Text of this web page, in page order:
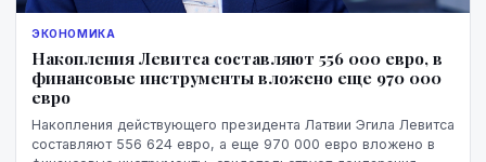
ЭКОНОМИКА
Накопления Левитса составляют 556 000 евро, в
финансовые инструменты вложено еще 970 000
евро
Накопления действующего президента Латвии Эгила Левитса
составляют 556 624 евро, а еще 970 000 евро вложено в